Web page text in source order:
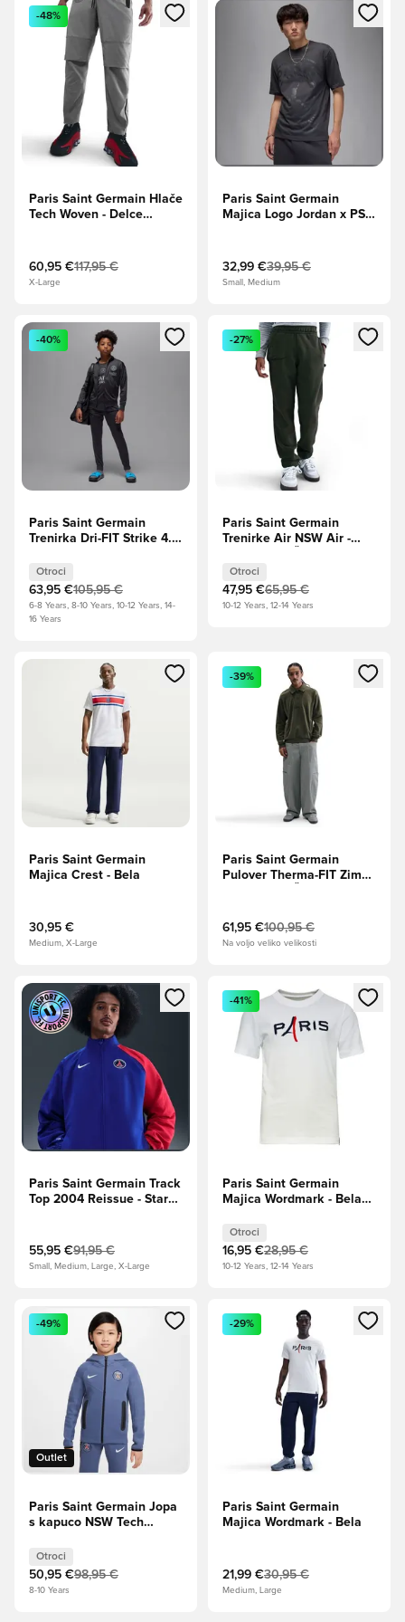
Odpre Modal za prijavo ali vpis kot član
-48%
Paris Saint Germain Hlače
Tech Woven - Delce
60,95 €117,95 €
X-Large
Odpre Modal za prijavo ali
Paris Saint Germain
Majica Logo Jordan x PSG
32,99 €39,95 €
Small, Medium
Odpre Modal za prijavo ali vpis kot član
-40%
Paris Saint Germain
Trenirka Dri-FIT Strike 4.
Grey/Off Noir Otroci
Otroci
63,95 €105,95 €
6-8 Years, 8-10 Years, 10-12 Years, 14-
16 Years
Odpre Modal za prijavo ali
-27%
Paris Saint Germain
Trenirke Air NSW Air -
Otroci
47,95 €65,95 €
10-12 Years, 12-14 Years
Odpre Modal za prijavo ali vpis kot član
Paris Saint Germain
Majica Crest - Bela
30,95 €
Medium, X-Large
Odpre Modal za prijavo ali
-39%
Paris Saint Germain
Pulover Therma-FIT Zima -
61,95 €100,95 €
Na voljo veliko velikosti
Odpre Modal za prijavo ali vpis kot član
Paris Saint Germain Track
Top 2004 Reissue - Staro
IZDAJA
55,95 €91,95 €
Small, Medium, Large, X-Large
Odpre Modal za prijavo ali
-41%
Paris Saint Germain
Majica Wordmark - Bela
Otroci
16,95 €28,95 €
10-12 Years, 12-14 Years
Odpre Modal za prijavo ali vpis kot član
Outlet
-49%
Paris Saint Germain Jopa
s kapuco NSW Tech
modra/Bela Otroci
Otroci
50,95 €98,95 €
8-10 Years
Odpre Modal za prijavo ali
-29%
Paris Saint Germain
Majica Wordmark - Bela
21,99 €30,95 €
Medium, Large